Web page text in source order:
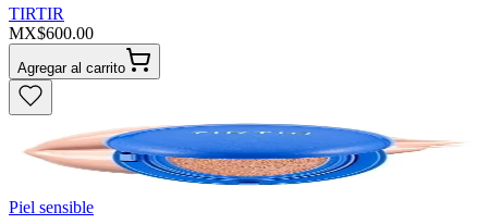
TIRTIR
MX$600.00
Agregar al carrito
Piel sensible